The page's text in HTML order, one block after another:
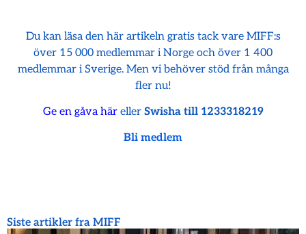
Du kan läsa den här artikeln gratis tack vare MIFF:s
över 15 000 medlemmar i Norge och över 1 400
medlemmar i Sverige. Men vi behöver stöd från många
fler nu!
Ge en gåva häreller Swisha till 1233318219
Bli medlem
Siste artikler fra MIFF